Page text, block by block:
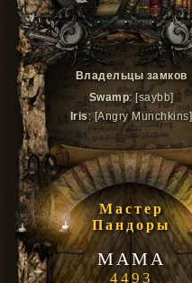
Владельцы замков
Swamp: [saybb]
Iris: [Angry Munchkins]
Мастер
Пандоры
MAMA
4493